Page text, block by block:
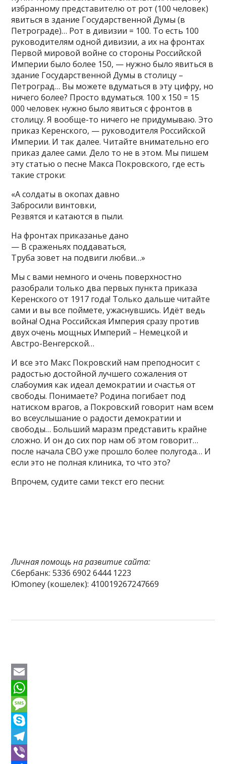
избранному представителю от рот (100 человек)
явиться в здание Государственной Думы (в
Петрограде)… Рот в дивизии = 100. То есть 100
руководителям одной дивизии, а их на фронтах
Первой мировой войне со стороны Российской
Империи было более 150, — нужно было явиться в
здание Государственной Думы в столицу –
Петроград… Вы можете вдуматься в эту цифру, но
ничего более? Просто вдуматься. 100 х 150 = 15
000 человек нужно было явиться с фронтов в
столицу. Я вообще-то ничего не придумываю. Это
приказ Керенского, — руководителя Российской
Империи. И так далее. Читайте внимательно его
приказ далее сами. Дело то не в этом. Мы пишем
эту статью о песне Макса Покровского, где есть
такие строки:
«А солдаты в окопах давно
Забросили винтовки,
Резвятся и катаются в пыли.
На фронтах приказанье дано
— В сраженьях поддаваться,
Труба зовет на подвиги любви…»
Мы с вами немного и очень поверхностно
разобрали только два первых пункта приказа
Керенского от 1917 года! Только дальше читайте
сами и вы все поймете, ужаснувшись. Идёт ведь
война! Одна Российская Империя сразу против
двух очень мощных Империй – Немецкой и
Австро-Венгерской…
И все это Макс Покровский нам преподносит с
радостью достойной лучшего сожаления от
слабоумия как идеал демократии и счастья от
свободы. Понимаете? Родина погибает под
натиском врагов, а Покровский говорит нам всем
во всеуслышание о радости демократии и
свободы… Больший маразм представить крайне
сложно. И он до сих пор нам об этом говорит…
после начала СВО уже прошло более полугода… И
если это не полная клиника, то что это?
Впрочем, судите сами текст его песни:
Личная помощь на развитие сайта:
Сбербанк: 5336 6902 6444 1223
Юmoney (кошелек): 410019267247669
E
m
a
W
h
a
t
M
e
s
S
k
T